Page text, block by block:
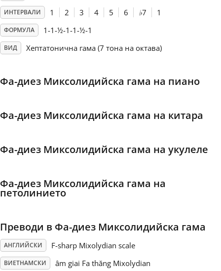
한국어
Italiano
日本語
Polski
Português
Svenska
ИНТЕРВАЛИ 1 2 3 4 5 6 ♭7 1
ФОРМУЛА 1-1-½-1-1-½-1
ВИД Хептатонична гама (7 тона на октава)
Фа-диез Миксолидийска гама на пиано
Фа-диез Миксолидийска гама на китара
Фа-диез Миксолидийска гама на укулеле
Фа-диез Миксолидийска гама на
петолинието
Преводи в Фа-диез Миксолидийска гама
АНГЛИЙСКИ F-sharp Mixolydian scale
ВИЕТНАМСКИ âm giai Fa thăng Mixolydian